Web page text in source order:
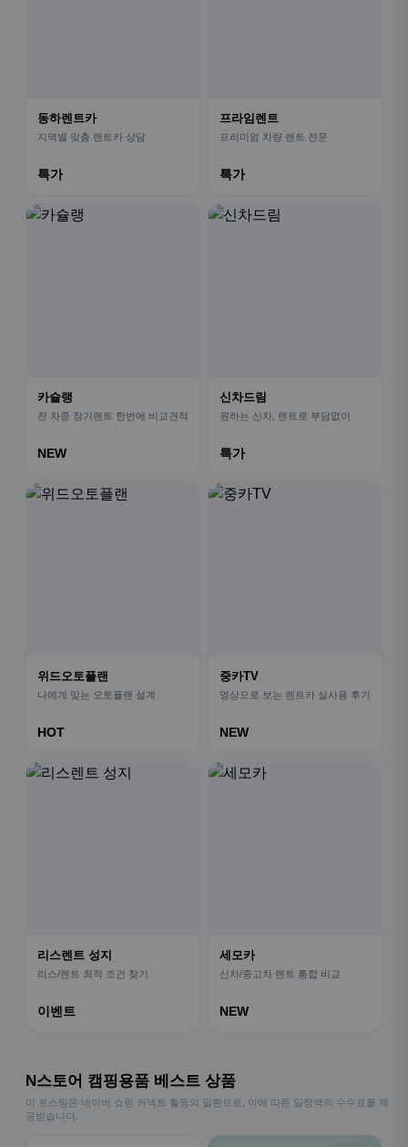
동하렌트카
지역별 맞춤 렌트카 상담
특가
프라임렌트
프리미엄 차량 렌트 전문
특가
카슐랭
전 차종 장기렌트 한번에 비교견적
NEW
신차드림
원하는 신차, 렌트로 부담없이
특가
위드오토플랜
나에게 맞는 오토플랜 설계
HOT
중카TV
영상으로 보는 렌트카 실사용 후기
NEW
리스렌트 성지
리스/렌트 최적 조건 찾기
이벤트
세모카
신차/중고차 렌트 통합 비교
NEW
N스토어 캠핑용품 베스트 상품
이 포스팅은 네이버 쇼핑 커넥트 활동의 일환으로, 이에 따른 일정액의 수수료를 제
공받습니다.